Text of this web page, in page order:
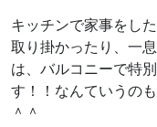
キッチンで家事をし
取り掛かったり、一
は、バルコニーで特
す！！なんていうの
＾＾